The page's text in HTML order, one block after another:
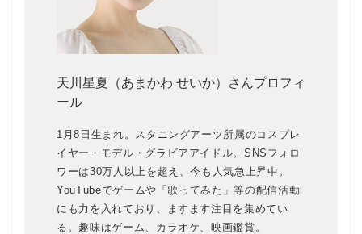
天川星夏（あまかわ せいか）さんプロフィ
ール
1月8日生まれ。スタニングアーツ所属のコスプレ
イヤー・モデル・グラビアアイドル。SNSフォロ
ワーは30万人以上を超え、今も人気急上昇中。
YouTubeでゲームや「歌ってみた」等の配信活動
にも力を入れており、ますます注目を集めてい
る。趣味はゲーム、カラオケ、映画鑑賞。